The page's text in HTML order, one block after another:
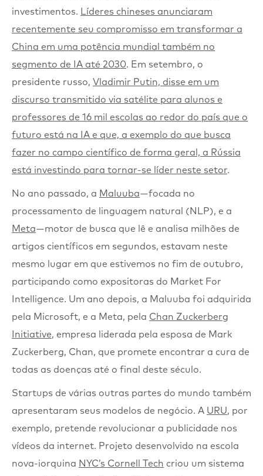
investimentos. Líderes chineses anunciaram
recentemente seu compromisso em transformar a
China em uma potência mundial também no
segmento de IA até 2030. Em setembro, o
presidente russo, Vladimir Putin, disse em um
discurso transmitido via satélite para alunos e
professores de 16 mil escolas ao redor do país que o
futuro está na IA e que, a exemplo do que busca
fazer no campo científico de forma geral, a Rússia
está investindo para tornar-se líder neste setor.
No ano passado, a Maluuba— focada no
processamento de linguagem natural (NLP), e a
Meta— motor de busca que lê e analisa milhões de
artigos científicos em segundos, estavam neste
mesmo lugar em que estivemos no fim de outubro,
participando como expositoras do Market For
Intelligence. Um ano depois, a Maluuba foi adquirida
pela Microsoft, e a Meta, pela Chan Zuckerberg
Initiative, empresa liderada pela esposa de Mark
Zuckerberg, Chan, que promete encontrar a cura de
todas as doenças até o final deste século.
Startups de várias outras partes do mundo também
apresentaram seus modelos de negócio. A URU, por
exemplo, pretende revolucionar a publicidade nos
vídeos da internet. Projeto desenvolvido na escola
nova-iorquina NYC’s Cornell Tech criou um sistema